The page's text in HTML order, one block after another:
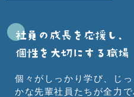
個々がしっかり学び、じ
かな先輩社員たちが全力